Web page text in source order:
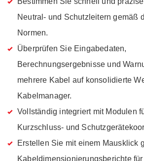
Neutral- und Schutzleitern gemäß
Normen.
Überprüfen Sie Eingabedaten,
Berechnungsergebnisse und
mehrere Kabel auf konsolidierte
Kabelmanager.
Vollständig integriert mit Modulen
Kurzschluss- und
Erstellen Sie mit einem Mausklick
Kabeldimensionierungsberichte